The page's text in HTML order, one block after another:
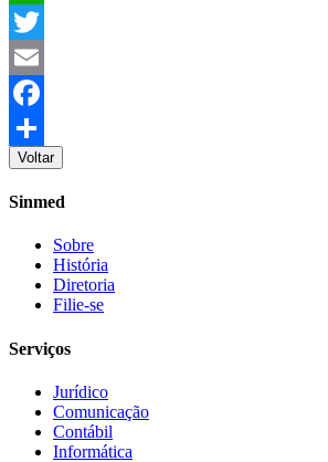
WhatsApp
Twitter
Email
Facebook
Share
Voltar
Sinmed
Sobre
História
Diretoria
Filie-se
Serviços
Jurídico
Comunicação
Contábil
Informática